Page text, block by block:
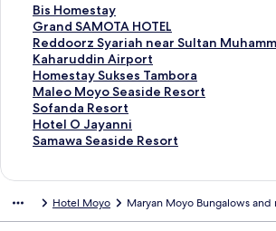
Bis Homestay
P
a
u
t
a
n
S
t
a
d
Grand SAMOTA HOTEL
P
a
u
t
a
n
S
t
r
Reddoorz Syariah near Sultan
Kaharuddin Airport
P
a
u
t
a
n
S
a
Homestay Sukses Tambora
P
a
u
t
a
n
Maleo Moyo Seaside Resort
P
a
u
t
a
Sofanda Resort
P
a
u
t
Hotel O Jayanni
P
a
S
Samawa Seaside Resort
P
n
Hotel Moyo Maryan Moyo Bungalows and